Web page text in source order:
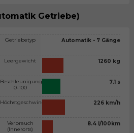
Getriebe)
Getriebetyp
Leergewicht
Beschleunigung
0-100
Höchstgeschwindigkeit
Verbrauch
(Innerorts)
Automatik - 7 Gänge
1260 kg
7.1 s
226 km/h
8.4 l/100km